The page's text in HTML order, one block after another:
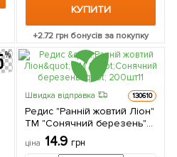
КУПИТИ
+2.72грн бонусів за покупку
Швидка відправка 130610
Редис "Ранній жовтий Ліон"
ТМ "Сонячний березень"
200шт
ціна 14.9 грн